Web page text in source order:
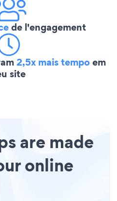
de l'engagement
2,5x mais tempoem
site
are made
online